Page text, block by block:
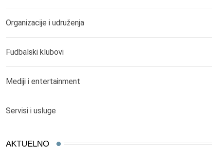
Organizacije i udruženja
Fudbalski klubovi
Mediji i entertainment
Servisi i usluge
AKTUELNO